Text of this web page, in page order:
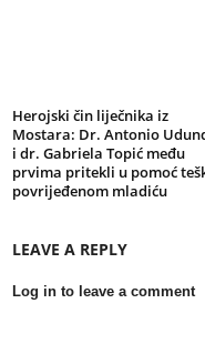
Herojski čin liječnika iz
Mostara: Dr. Antonio
i dr. Gabriela Topić među
prvima pritekli u pomoć
povrijeđenom mladiću
LEAVE A REPLY
Log in to leave a comment